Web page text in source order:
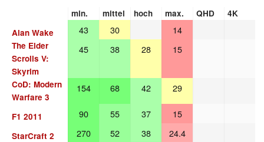
min. mittel hoch max. QHD
4K
Alan Wake
43 30 14
The Elder
Scrolls V:
Skyrim
45 38 28 15
CoD: Modern
Warfare 3
154 68 42 29
F1 2011 90 55 37 15
StarCraft 2 270 52 38 24.4